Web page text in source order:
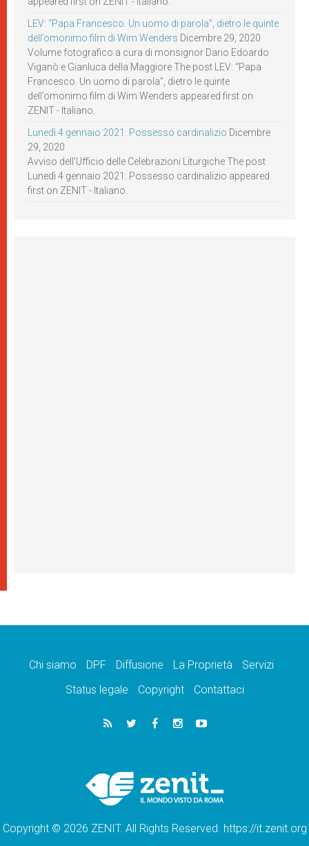
LEV: “Papa Francesco. Un uomo di parola”, dietro le quinte
dell’omonimo film di Wim Wenders Dicembre 29, 2020
Volume fotografico a cura di monsignor Dario Edoardo
Viganò e Gianluca della Maggiore The post LEV: “Papa
Francesco. Un uomo di parola”, dietro le quinte
dell’omonimo film di Wim Wenders appeared first on
ZENIT - Italiano.
Lunedì 4 gennaio 2021: Possesso cardinalizio Dicembre
29, 2020
Avviso dell’Ufficio delle Celebrazioni Liturgiche The post
Lunedì 4 gennaio 2021: Possesso cardinalizio appeared
first on ZENIT - Italiano.
Chi siamo DPF Diffusione La Proprietà
Servizi
Status legale
Copyright Contattaci
Copyright © 2026 ZENIT. All Rights Reserved. https://it.zenit.org